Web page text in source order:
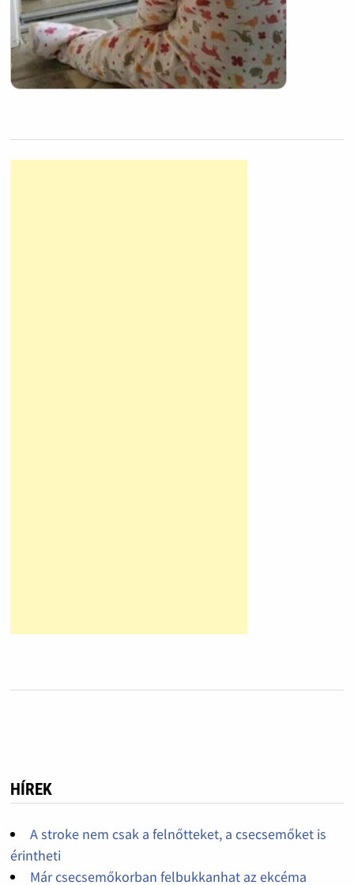
HÍREK
A stroke nem csak a felnőtteket, a csecsemőket is
érintheti
Már csecsemőkorban felbukkanhat az ekcéma